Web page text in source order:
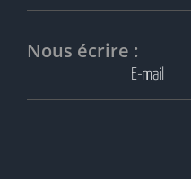
Nous écrire :
E-mail